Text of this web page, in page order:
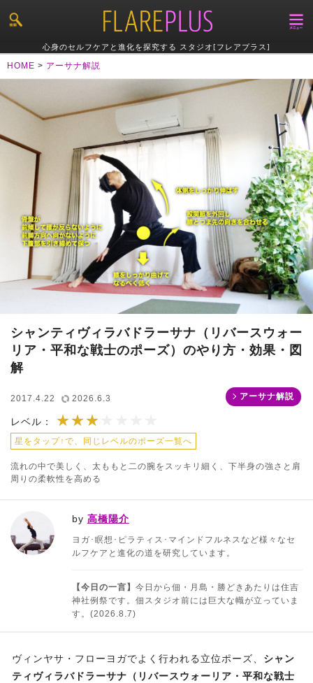
心身のセルフケアと進化を探究する スタジオ[フレアプラス]
HOME > アーサナ解説
シャンティヴィラバドラーサナ（リバースウォー
リア・平和な戦士のポーズ）のやり方・効果・図
解
2017.4.22 2026.6.3 アーサナ解説
レベル： ★★★
★★★★★★★
星をタップ↑で、同じレベルのポーズ一覧へ
流れの中で美しく、太ももと二の腕をスッキリ細く、下半身の強さと肩
周りの柔軟性を高める
by 高橋陽介
ヨガ･瞑想･ピラティス･マインドフルネスなど様々なセ
ルフケアと進化の道を研究しています。
【今日の一言】 今日から佃・月島・勝どきあたりは住吉
神社例祭です。佃スタジオ前には巨大な幟が立っていま
す。(2026.8.7)
ヴィンヤサ・フローヨガでよく行われる立位ポーズ、 シャン
ティヴィラバドラーサナ（リバースウォーリア・平和な戦士